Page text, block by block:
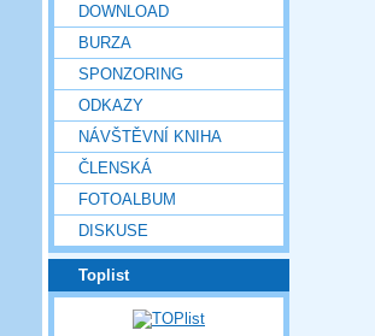
DOWNLOAD
BURZA
SPONZORING
ODKAZY
NÁVŠTĚVNÍ KNIHA
ČLENSKÁ
FOTOALBUM
DISKUSE
Toplist